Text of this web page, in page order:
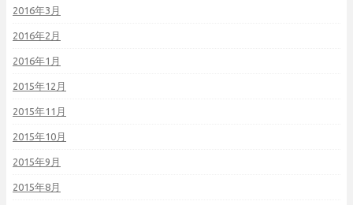
2016年3月
2016年2月
2016年1月
2015年12月
2015年11月
2015年10月
2015年9月
2015年8月